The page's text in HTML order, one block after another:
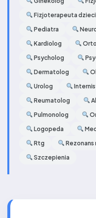
Fizjoterapeuta
Pediatra
Kardiolog
Psycholog
Dermatolog
Urolog
Reumatolog
Pulmonolog
Logopeda
Rtg
Szczepienia